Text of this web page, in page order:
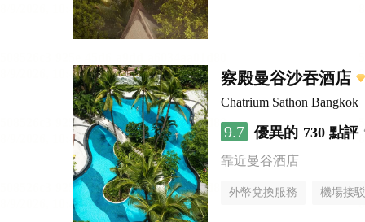
察殿曼谷沙吞酒店
Chatrium Sathon Bangkok
9.7 優異的 730 點評
靠近曼谷酒店
外幣兌換服務 機場接